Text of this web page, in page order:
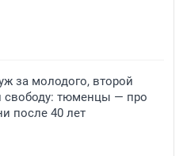
за молодого, второй
свободу: тюменцы — про
после 40 лет